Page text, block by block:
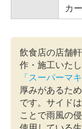
カ
飲食店の店舗
作・施工いた
「スーパーマキ
厚みがあるた
です。サイド
ことで雨風の